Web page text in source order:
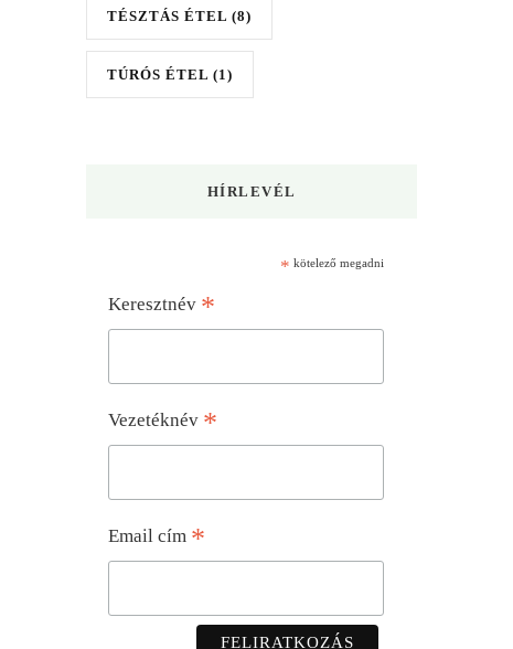
TÉSZTÁS ÉTEL (8)
TÚRÓS ÉTEL (1)
HÍRLEVÉL
* kötelező megadni
Keresztnév *
Vezetéknév *
Email cím *